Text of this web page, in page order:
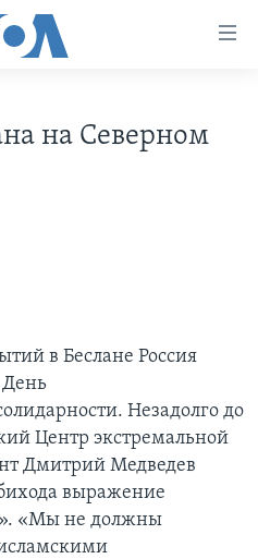
на Северном
в Беслане Россия
День
Незадолго до
Центр экстремальной
Дмитрий Медведев
выражение
«Мы не должны